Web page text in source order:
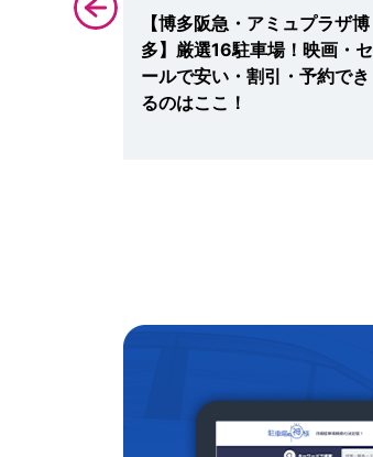
ーム福岡・
【博多阪急・アミュプラザ博
多】厳選16駐車場！映画・セ
ールで安い・割引・予約でき
るのはここ！